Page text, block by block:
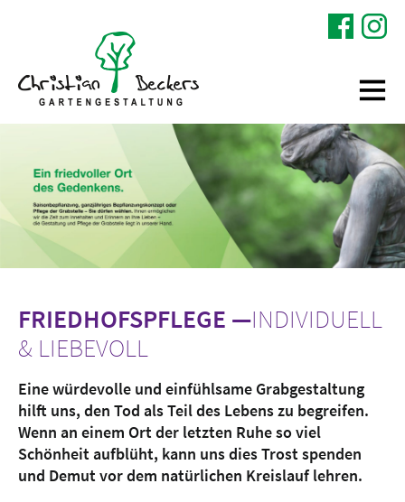
FRIEDHOFSPFLEGE —INDIVIDUELL
& LIEBEVOLL
Eine würdevolle und einfühlsame Grabgestaltung
hilft uns, den Tod als Teil des Lebens zu begreifen.
Wenn an einem Ort der letzten Ruhe so viel
Schönheit aufblüht, kann uns dies Trost spenden
und Demut vor dem natürlichen Kreislauf lehren.